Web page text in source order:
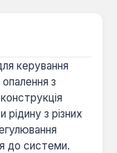
керування
з
рідину з різних
до системи.